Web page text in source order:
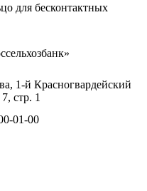
для бесконтактных
1-й Красногвардейский
стр. 1
01-00